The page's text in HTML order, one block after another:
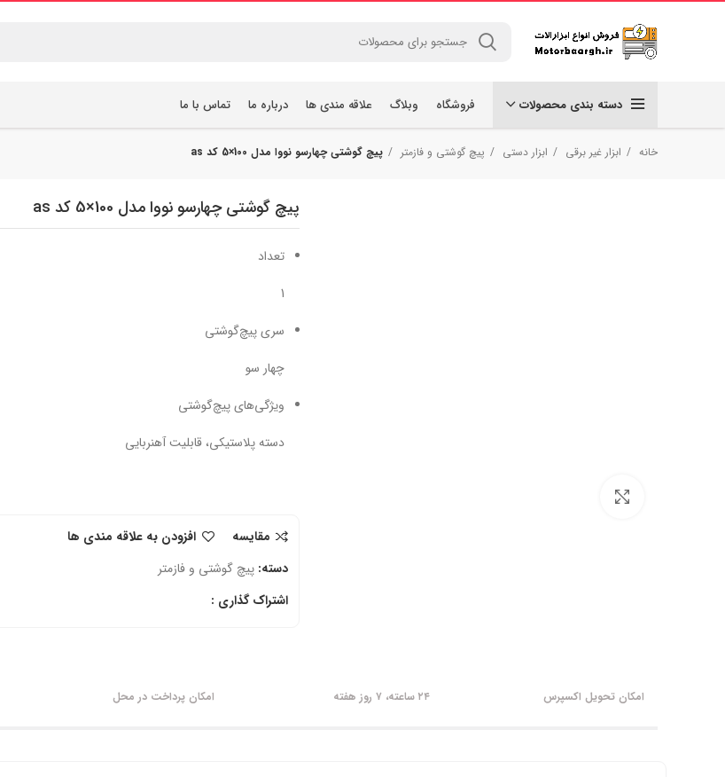
دسته بندی محصولات فروشگاه وبلاگ علاقه مندی ها درباره ما تماس با ما
خانه ابزار غیر برقی ابزار دستی پیچ گوشتی و فازمتر پیچ گوشتی چهارسو نووا مدل 100×5 کد as
پیچ گوشتی چهارسو نووا مدل 100×5 کد as
تعداد
1
سری پیچ‌گوشتی
چهار سو
ویژگی‌های پیچ‌گوشتی
دسته پلاستیکی، قابلیت آهنربایی
مقایسه
افزودن به علاقه مندی ها
دسته: پیچ گوشتی و فازمتر
اشتراک گذاری :
امکان تحویل اکسپرس ۲۴ ساعته، ۷ روز هفته امکان پرداخت در محل